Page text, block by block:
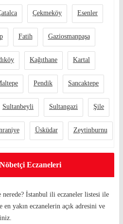
Çekmeköy Esenler
Fatih Gaziosmanpaşa
Kağıthane Kartal
Pendik Sancaktepe
Sultanbeyli Sultangazi Şile
Üsküdar Zeytinburnu
Eczaneleri
nerede? İstanbul ili eczaneler listesi ile
yakın eczanelerin açık adresini ve